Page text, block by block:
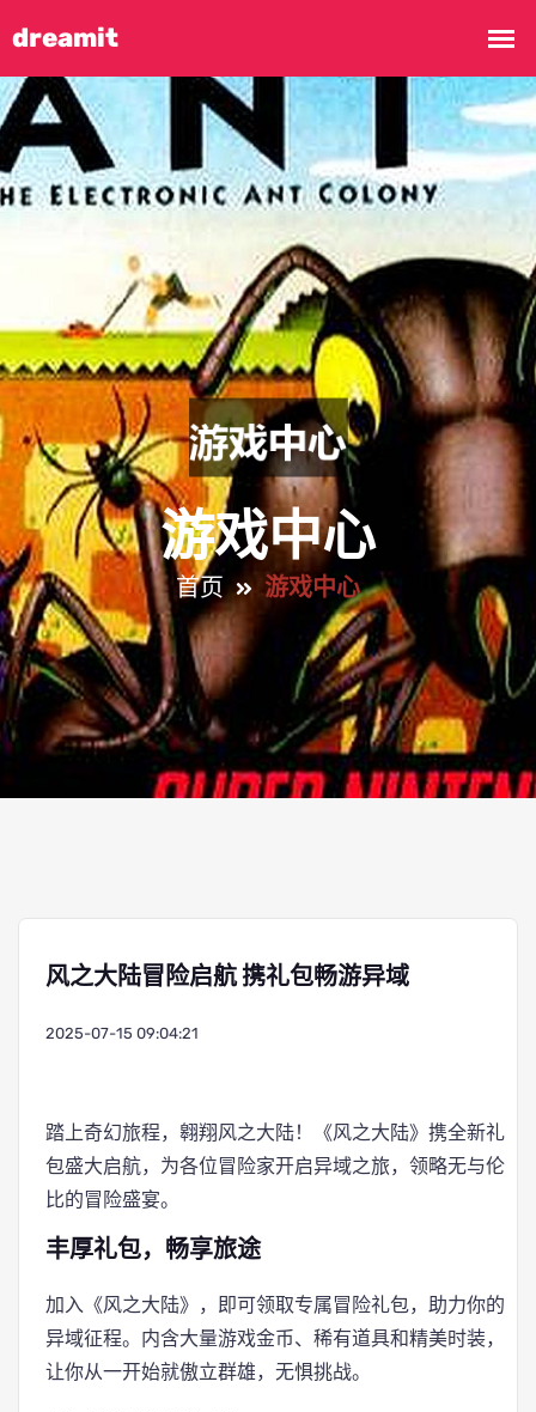
游戏中心
首页 游戏中心
风之大陆冒险启航 携礼包畅游异域
2025-07-15 09:04:21
踏上奇幻旅程，翱翔风之大陆！《风之大陆》携全新礼
包盛大启航，为各位冒险家开启异域之旅，领略无与伦
比的冒险盛宴。
丰厚礼包，畅享旅途
加入《风之大陆》，即可领取专属冒险礼包，助力你的
异域征程。内含大量游戏金币、稀有道具和精美时装，
让你从一开始就傲立群雄，无惧挑战。